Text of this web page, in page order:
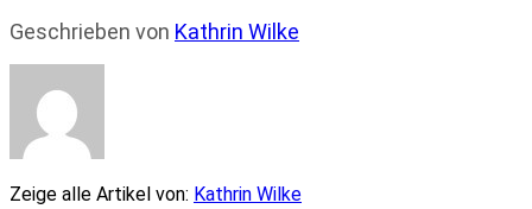
Geschrieben von Kathrin Wilke
Zeige alle Artikel von: Kathrin Wilke